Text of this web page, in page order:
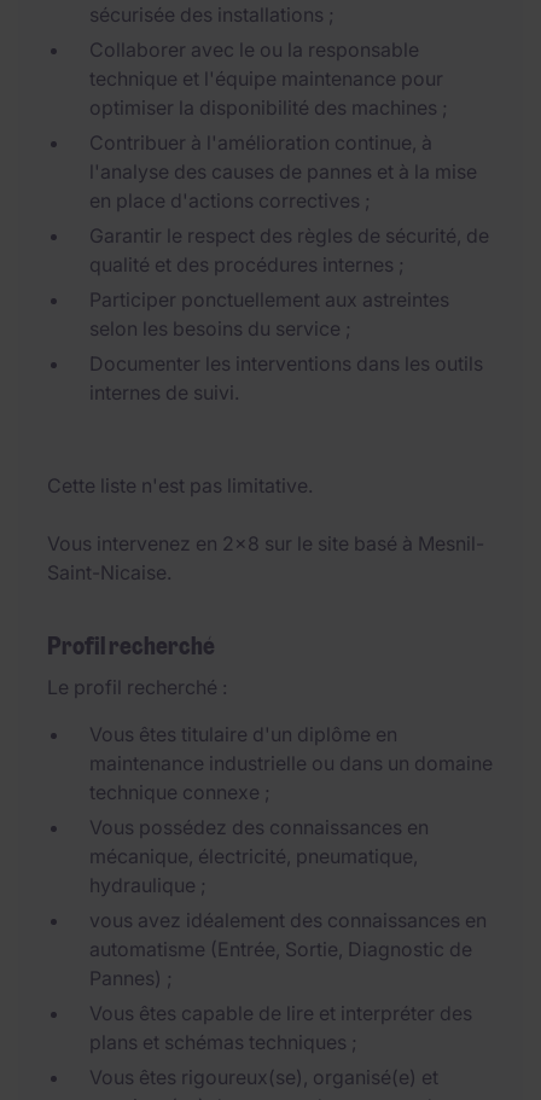
sécurisée des installations ;
Collaborer avec le ou la responsable
technique et l'équipe maintenance pour
optimiser la disponibilité des machines ;
Contribuer à l'amélioration continue, à
l'analyse des causes de pannes et à la mise
en place d'actions correctives ;
Garantir le respect des règles de sécurité, de
qualité et des procédures internes ;
Participer ponctuellement aux astreintes
selon les besoins du service ;
Documenter les interventions dans les outils
internes de suivi.
Cette liste n'est pas limitative.
Vous intervenez en 2x8 sur le site basé à Mesnil-
Saint-Nicaise.
Profil recherché
Le profil recherché :
Vous êtes titulaire d'un diplôme en
maintenance industrielle ou dans un domaine
technique connexe ;
Vous possédez des connaissances en
mécanique, électricité, pneumatique,
hydraulique ;
vous avez idéalement des connaissances en
automatisme (Entrée, Sortie, Diagnostic de
Pannes) ;
Vous êtes capable de lire et interpréter des
plans et schémas techniques ;
Vous êtes rigoureux(se), organisé(e) et